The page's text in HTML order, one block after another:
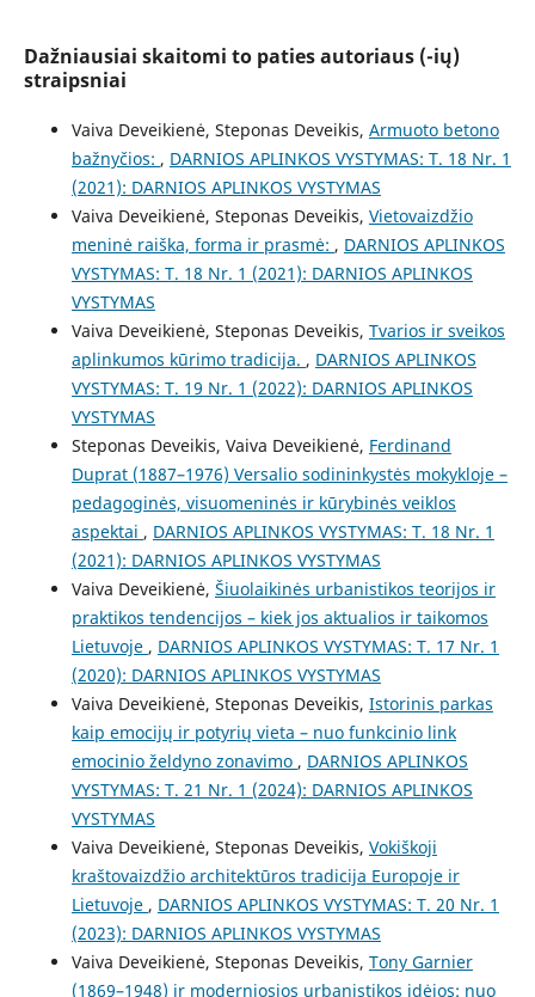
Dažniausiai skaitomi to paties autoriaus (-ių)
straipsniai
Vaiva Deveikienė, Steponas Deveikis, Armuoto betono
bažnyčios: , DARNIOS APLINKOS VYSTYMAS: T. 18 Nr. 1
(2021): DARNIOS APLINKOS VYSTYMAS
Vaiva Deveikienė, Steponas Deveikis, Vietovaizdžio
meninė raiška, forma ir prasmė: , DARNIOS APLINKOS
VYSTYMAS: T. 18 Nr. 1 (2021): DARNIOS APLINKOS
VYSTYMAS
Vaiva Deveikienė, Steponas Deveikis, Tvarios ir sveikos
aplinkumos kūrimo tradicija. , DARNIOS APLINKOS
VYSTYMAS: T. 19 Nr. 1 (2022): DARNIOS APLINKOS
VYSTYMAS
Steponas Deveikis, Vaiva Deveikienė, Ferdinand
Duprat (1887–1976) Versalio sodininkystės mokykloje –
pedagoginės, visuomeninės ir kūrybinės veiklos
aspektai , DARNIOS APLINKOS VYSTYMAS: T. 18 Nr. 1
(2021): DARNIOS APLINKOS VYSTYMAS
Vaiva Deveikienė, Šiuolaikinės urbanistikos teorijos ir
praktikos tendencijos – kiek jos aktualios ir taikomos
Lietuvoje , DARNIOS APLINKOS VYSTYMAS: T. 17 Nr. 1
(2020): DARNIOS APLINKOS VYSTYMAS
Vaiva Deveikienė, Steponas Deveikis, Istorinis parkas
kaip emocijų ir potyrių vieta – nuo funkcinio link
emocinio želdyno zonavimo , DARNIOS APLINKOS
VYSTYMAS: T. 21 Nr. 1 (2024): DARNIOS APLINKOS
VYSTYMAS
Vaiva Deveikienė, Steponas Deveikis, Vokiškoji
kraštovaizdžio architektūros tradicija Europoje ir
Lietuvoje , DARNIOS APLINKOS VYSTYMAS: T. 20 Nr. 1
(2023): DARNIOS APLINKOS VYSTYMAS
Vaiva Deveikienė, Steponas Deveikis, Tony Garnier
(1869–1948) ir moderniosios urbanistikos idėjos: nuo